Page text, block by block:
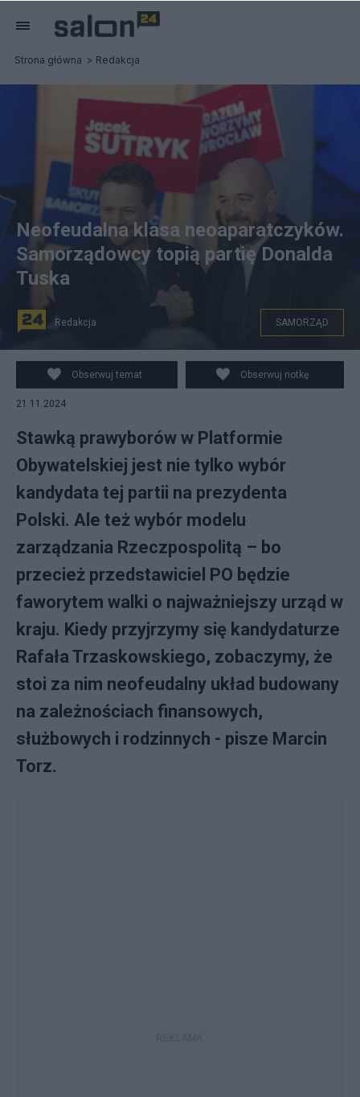
Strona główna Redakcja
fot. Facebook/Jacek Sutryk
Neofeudalna klasa neoaparatczyków.
Samorządowcy topią partię Donalda
Tuska
Redakcja SAMORZĄD
Obserwuj temat Obserwuj notkę
21.11.2024
Stawką prawyborów w Platformie
Obywatelskiej jest nie tylko wybór
kandydata tej partii na prezydenta
Polski. Ale też wybór modelu
zarządzania Rzeczpospolitą – bo
przecież przedstawiciel PO będzie
faworytem walki o najważniejszy urząd w
kraju. Kiedy przyjrzymy się kandydaturze
Rafała Trzaskowskiego, zobaczymy, że
stoi za nim neofeudalny układ budowany
na zależnościach finansowych,
służbowych i rodzinnych - pisze Marcin
Torz.